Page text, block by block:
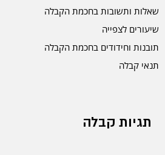
שאלות ותשובות בחכמת הקבלה
שיעורים לצפייה
תובנות וחידודים בחכמת הקבלה
תנאי קבלה
תגיות קבלה